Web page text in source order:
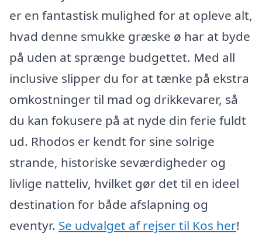
er en fantastisk mulighed for at opleve alt,
hvad denne smukke græske ø har at byde
på uden at sprænge budgettet. Med all
inclusive slipper du for at tænke på ekstra
omkostninger til mad og drikkevarer, så
du kan fokusere på at nyde din ferie fuldt
ud. Rhodos er kendt for sine solrige
strande, historiske seværdigheder og
livlige natteliv, hvilket gør det til en ideel
destination for både afslapning og
eventyr. Se udvalget af rejser til Kos her!